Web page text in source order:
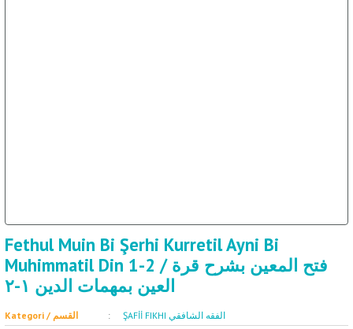
Fethul Muin Bi Şerhi Kurretil Ayni Bi
Muhimmatil Din 1-2 / فتح المعين بشرح قرة
العين بمهمات الدين ١-٢
Kategori / القسم
ŞAFİİ FIKHI الفقه الشافقي